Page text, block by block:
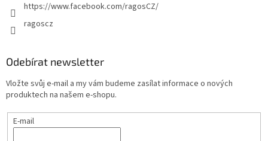
https://www.facebook.com/ragosCZ/
ragoscz
Odebírat newsletter
Vložte svůj e-mail a my vám budeme zasílat informace o nových
produktech na našem e-shopu.
E-mail